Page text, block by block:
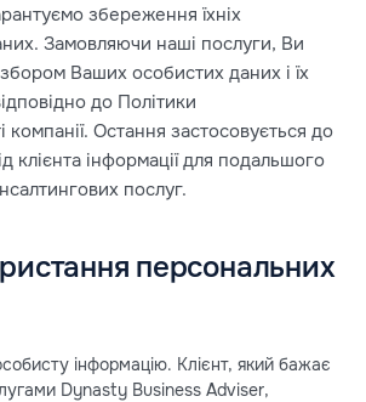
збереження їхніх
Замовляючи наші послуги, Ви
Ваших особистих даних і їх
до Політики
компанії. Остання застосовується до
клієнта інформації для подальшого
послуг.
персональних
інформацію. Клієнт, який бажає
Dynasty Business Adviser,